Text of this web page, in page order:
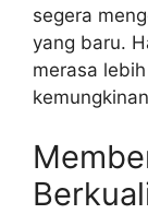
segera
yang baru.
merasa